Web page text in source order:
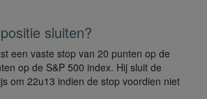
sluiten?
een vaste stop van 20 punten op de
op de S&P 500 index. Hij sluit de
om 22u13 indien de stop voordien niet